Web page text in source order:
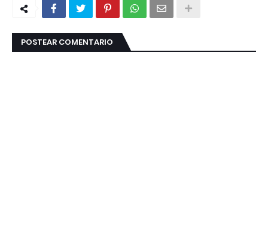
POSTEAR COMENTARIO